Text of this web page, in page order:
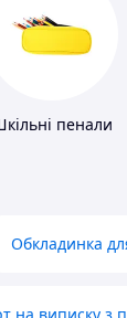
пенали
Обкладинка